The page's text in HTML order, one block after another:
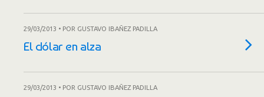
29/03/2013 • POR GUSTAVO IBAÑEZ PADILLA
El dólar en alza
29/03/2013 • POR GUSTAVO IBAÑEZ PADILLA